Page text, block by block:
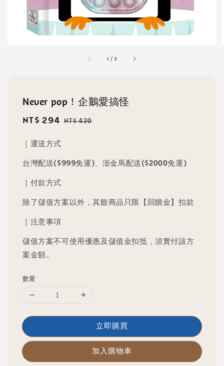
1 /3
Never pop！企鵝愛搞怪
Sale
NT$ 294 Regular
NT$ 420
｜運送方式
台灣配送($999免運)、澎金馬配送($2000免運)
｜付款方式
除了儲值方案以外，其餘商品只限【回饋金】扣款
｜注意事項
儲值方案不可使用優惠及儲值金扣抵，須實付該方
案金額。
數量
立即購買
加入購物車